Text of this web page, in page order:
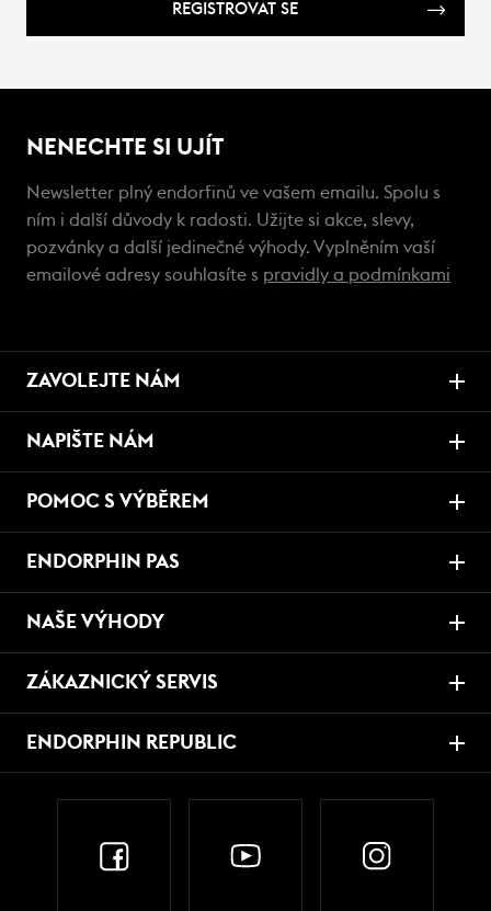
REGISTROVAT SE
NENECHTE SI UJÍT
Newsletter plný endorfinů ve vašem emailu. Spolu s
ním i další důvody k radosti. Užijte si akce, slevy,
pozvánky a další jedinečné výhody. Vyplněním vaší
emailové adresy souhlasíte s pravidly a podmínkami
ZAVOLEJTE NÁM
NAPIŠTE NÁM
POMOC S VÝBĚREM
ENDORPHIN PAS
NAŠE VÝHODY
ZÁKAZNICKÝ SERVIS
ENDORPHIN REPUBLIC